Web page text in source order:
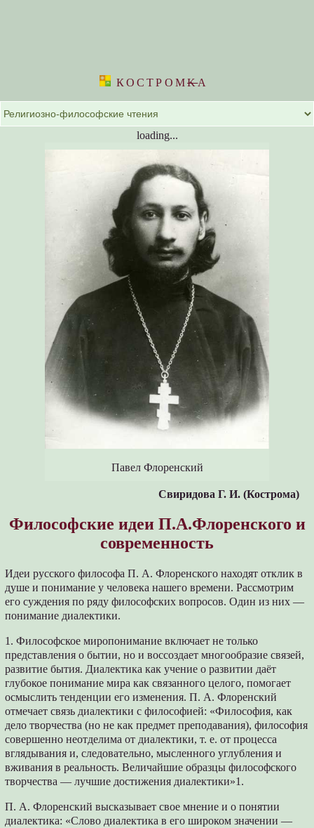
КОСТРОМKА
loading...
Павел Флоренский
Свиридова Г. И. (Кострома)
Философские идеи П.А.Флоренского и
современность
Идеи русского философа П. А. Флоренского находят отклик в
душе и понимание у человека нашего времени. Рассмотрим
его суждения по ряду философских вопросов. Один из них —
понимание диалектики.
1. Философское миропонимание включает не только
представления о бытии, но и воссоздает многообразие связей,
развитие бытия. Диалектика как учение о развитии даёт
глубокое понимание мира как связанного целого, помогает
осмыслить тенденции его изменения. П. А. Флоренский
отмечает связь диалектики с философией: «Философия, как
дело творчества (но не как предмет преподавания), философия
совершенно неотделима от диалектики, т. е. от процесса
вглядывания и, следовательно, мысленного углубления и
вживания в реальность. Величайшие образцы философского
творчества — лучшие достижения диалектики»1.
П. А. Флоренский высказывает свое мнение и о понятии
диалектика: «Слово диалектика в его широком значении —